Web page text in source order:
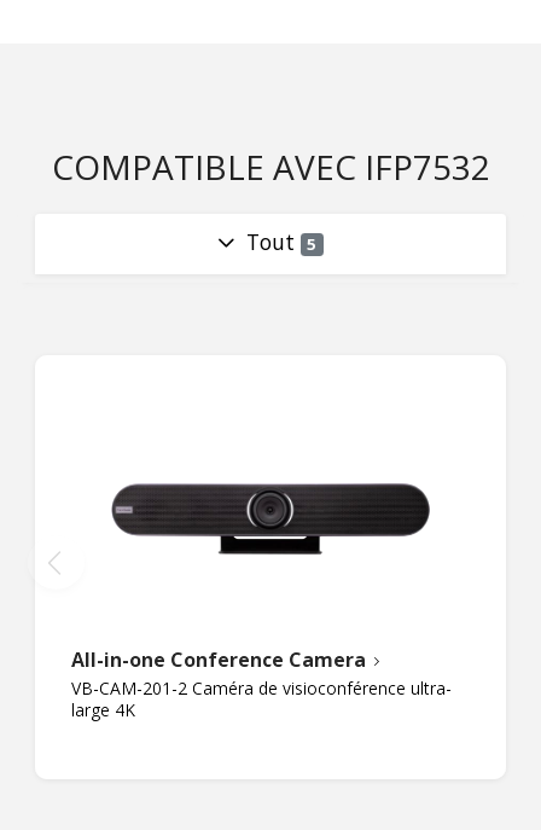
COMPATIBLE AVEC IFP7532
Tout 5
All-in-one Conference Camera
VB-CAM-201-2 Caméra de visioconférence ultra-
large 4K